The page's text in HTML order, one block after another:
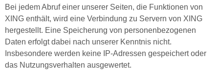
Bei jedem Abruf einer unserer Seiten, die Funktionen von
XING enthält, wird eine Verbindung zu Servern von XING
hergestellt. Eine Speicherung von personenbezogenen
Daten erfolgt dabei nach unserer Kenntnis nicht.
Insbesondere werden keine IP-Adressen gespeichert oder
das Nutzungsverhalten ausgewertet.